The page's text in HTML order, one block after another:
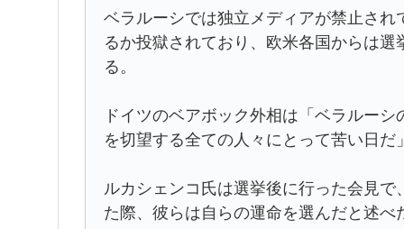
ベラルーシでは独立メディアが禁止さ
るか投獄されており、欧米各国からは
る。
ドイツのベアボック外相は「ベラルー
を切望する全ての人々にとって苦い日だ
ルカシェンコ氏は選挙後に行った会見
た際、彼らは自らの運命を選んだと述